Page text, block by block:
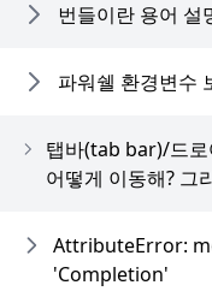
번들이란 용어 설
파워쉘 환경변수
탭바(tab bar)/드
어떻게 이동해? 그
AttributeError:
'Completion'